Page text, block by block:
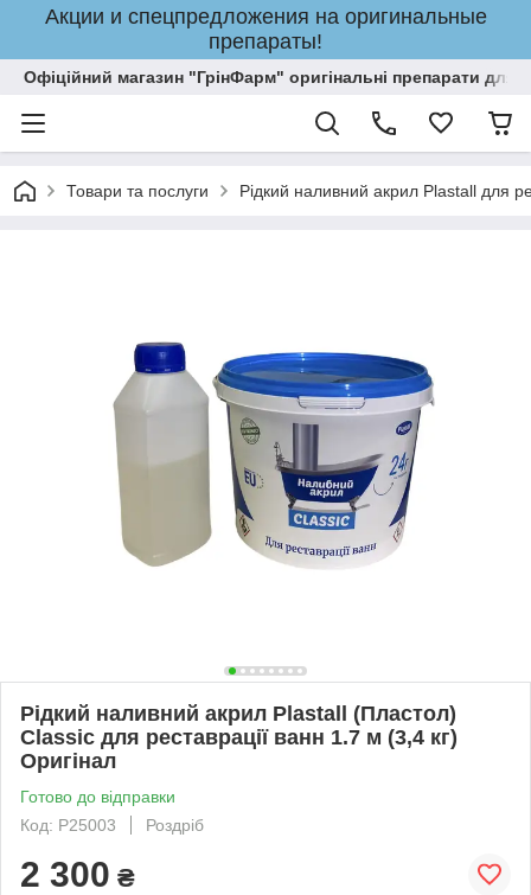
Акции и спецпредложения на оригинальные
препараты!
Офіційний магазин "ГрінФарм" оригінальні препарати для
Товари та послуги Рідкий наливний акрил Plastall для
Рідкий наливний акрил Plastall (Пластол)
Classic для реставрації ванн 1.7 м (3,4 кг)
Оригінал
Готово до відправки
Код: P25003
Роздріб
2 300 ₴